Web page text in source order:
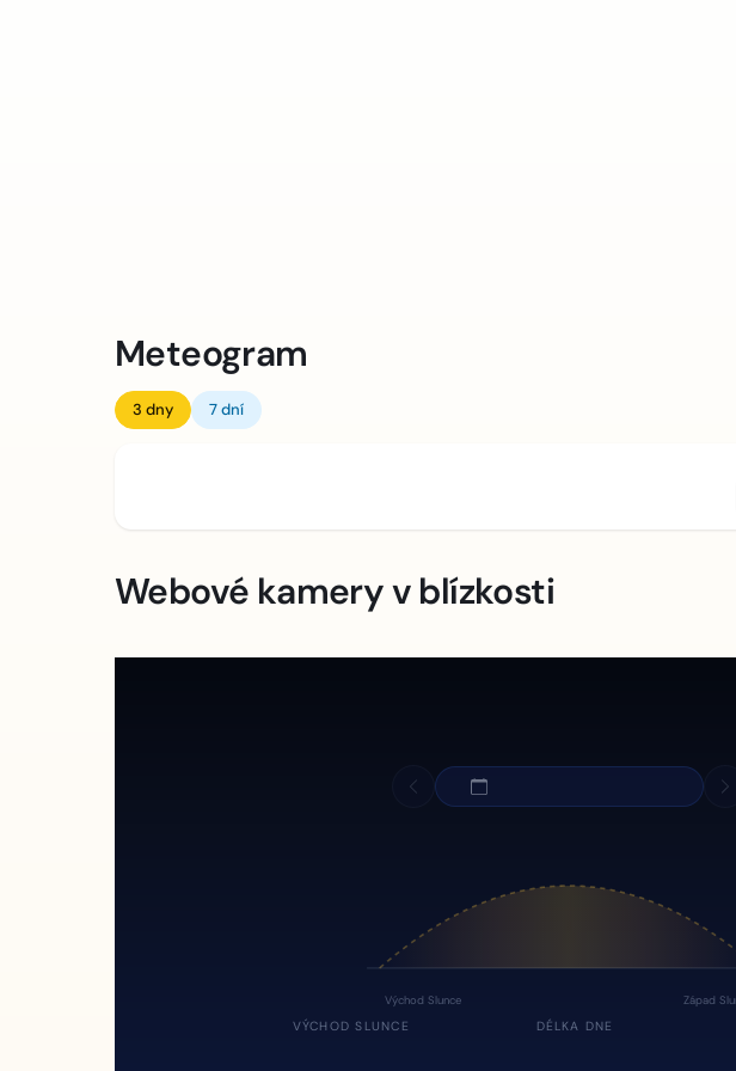
Meteogram
3 dny 7 dní
Webové kamery v blízkosti
Východ Slunce Západ
VÝCHOD SLUNCE DÉLKA DNE